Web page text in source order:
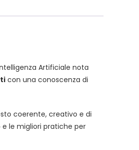
Artificiale nota
con una conoscenza di
coerente, creativo e di
le migliori pratiche per